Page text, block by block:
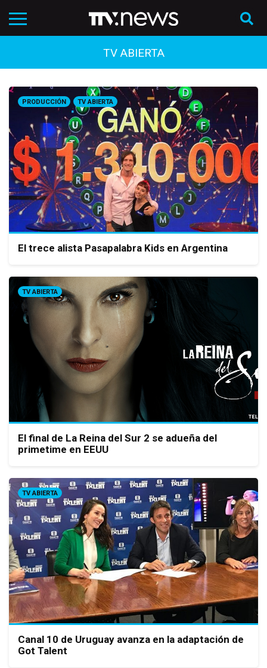
TV ABIERTA
PRODUCCIÓN TV ABIERTA
El trece alista Pasapalabra Kids en Argentina
TV ABIERTA
El final de La Reina del Sur 2 se adueña del
primetime en EEUU
TV ABIERTA
Canal 10 de Uruguay avanza en la adaptación de
Got Talent